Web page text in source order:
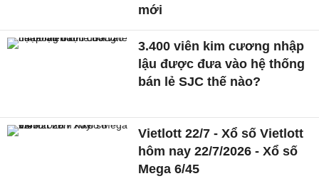
mới
3.400 viên kim cương nhập
lậu được đưa vào hệ thống
bán lẻ SJC thế nào?
Vietlott 22/7 - Xổ số Vietlott
hôm nay 22/7/2026 - Xổ số
Mega 6/45